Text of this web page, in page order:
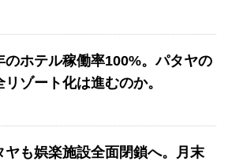
のホテル稼働率100%。パタヤの
リゾート化は進むのか。
ヤも娯楽施設全面閉鎖へ。月末